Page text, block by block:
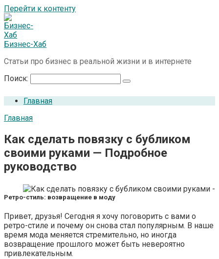
Перейти к контенту
Бизнес-Хаб
Статьи про бизнес в реальной жизни и в интернете
Поиск:
Главная
Главная
Как сделать повязку с бубликом
своими руками — Подробное
руководство
Ретро-стиль: возвращение в моду
Привет, друзья! Сегодня я хочу поговорить с вами о
ретро-стиле и почему он снова стал популярным. В наше
время мода меняется стремительно, но иногда
возвращение прошлого может быть невероятно
привлекательным.